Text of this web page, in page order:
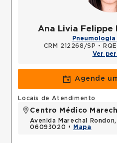
Ana Livia Felippe
CRM 212268/SP •
Ver
Agende
Locais de Atendimento
Centro Médico
Avenida Marechal
06093020 •
Mapa